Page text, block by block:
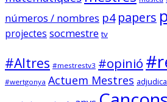
Mapa de places pel curs
25 (útil pel concurs de
trasllats) .Especialitats
PRI,SEC,FP500,FP600,EOI.
Dades @FETE_UGT
@opendatacat
números / nombres p4 papers
projectes socmestre tv
#Altres #mestrestv3 #opinió
#wertgonya Actuem Mestres